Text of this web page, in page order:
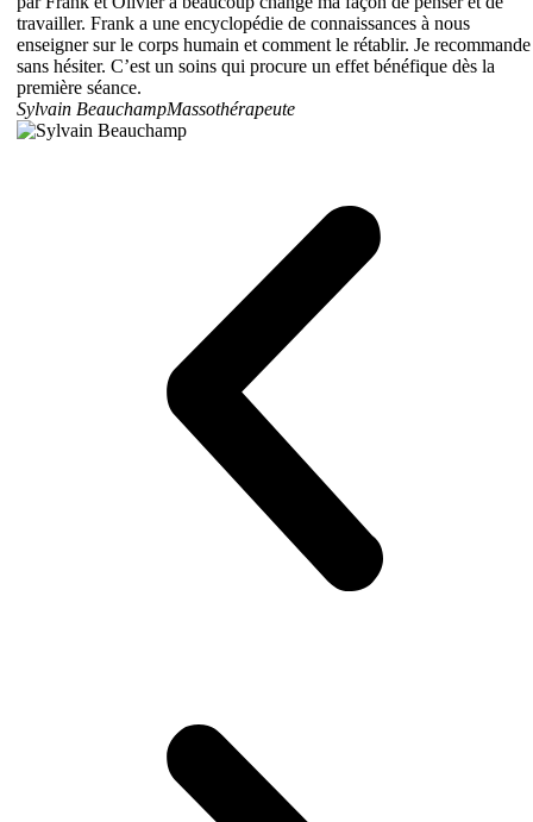
travailler. Frank a une encyclopédie de connaissances à nous
enseigner sur le corps humain et comment le rétablir. Je recommande
sans hésiter. C’est un soins qui procure un effet bénéfique dès la
première séance.
Sylvain BeauchampMassothérapeute